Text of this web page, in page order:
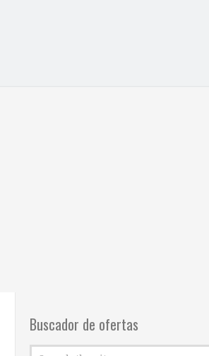
Buscador de ofertas